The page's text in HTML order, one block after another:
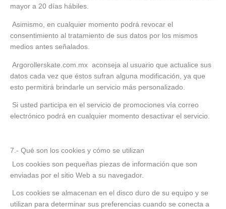
mayor a 20 días hábiles.
Asimismo, en cualquier momento podrá revocar el
consentimiento al tratamiento de sus datos por los mismos
medios antes señalados.
Argorollerskate.com.mx aconseja al usuario que actualice sus
datos cada vez que éstos sufran alguna modificación, ya que
esto permitirá brindarle un servicio más personalizado.
Si usted participa en el servicio de promociones vía correo
electrónico podrá en cualquier momento desactivar el servicio.
7.- Qué son los cookies y cómo se utilizan
Los cookies son pequeñas piezas de información que son
enviadas por el sitio Web a su navegador.
Los cookies se almacenan en el disco duro de su equipo y se
utilizan para determinar sus preferencias cuando se conecta a